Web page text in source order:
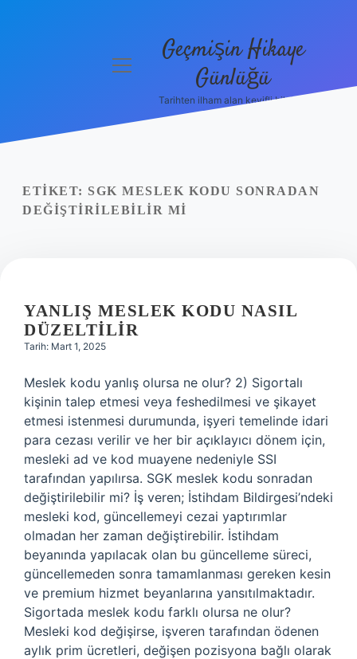
Yasal Uyarı
menüyü
Geçmişin Hikaye
Günlüğü
Tarihten ilham alan keyifli bilgiler!
ETIKET: SGK MESLEK KODU SONRADAN
DEĞIŞTIRILEBILIR MI
YANLIŞ MESLEK KODU NASIL
DÜZELTILIR
Tarih: Mart 1, 2025
Meslek kodu yanlış olursa ne olur? 2) Sigortalı
kişinin talep etmesi veya feshedilmesi ve şikayet
etmesi istenmesi durumunda, işyeri temelinde idari
para cezası verilir ve her bir açıklayıcı dönem için,
mesleki ad ve kod muayene nedeniyle SSI
tarafından yapılırsa. SGK meslek kodu sonradan
değiştirilebilir mi? İş veren; İstihdam Bildirgesi’ndeki
mesleki kod, güncellemeyi cezai yaptırımlar
olmadan her zaman değiştirebilir. İstihdam
beyanında yapılacak olan bu güncelleme süreci,
güncellemeden sonra tamamlanması gereken kesin
ve premium hizmet beyanlarına yansıtılmaktadır.
Sigortada meslek kodu farklı olursa ne olur?
Mesleki kod değişirse, işveren tarafından ödenen
aylık prim ücretleri, değişen pozisyona bağlı olarak